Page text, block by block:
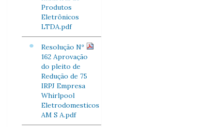
Produtos
Eletrônicos
LTDA.pdf
Resolução Nº
162 Aprovação
do pleito de
Redução de 75
IRPJ Empresa
Whirlpool
Eletrodomesticos
AM S A.pdf